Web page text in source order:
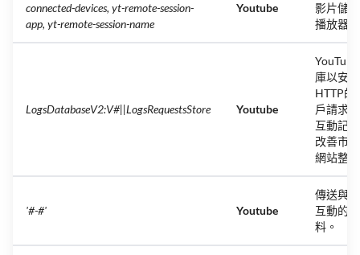
connected-devices, yt-remote-session-
app, yt-remote-session-name
Youtube
影片儲
播放器
LogsDatabaseV2:V#||LogsRequestsStore Youtube
庫以安
HTTP的
戶請求
互動記
改善市
網站整
'#-#' Youtube
傳送與
互動的
料。